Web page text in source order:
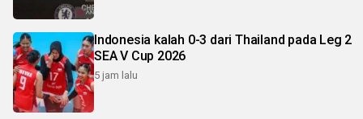
Indonesia kalah 0-3 dari Thailand pada Leg 2
SEA V Cup 2026
5 jam lalu